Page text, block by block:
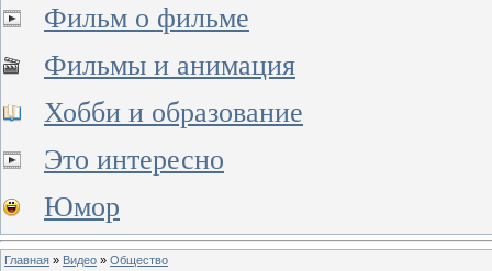
Фильм о фильме
Фильмы и анимация
Хобби и образование
Это интересно
Юмор
Главная » Видео » Общество